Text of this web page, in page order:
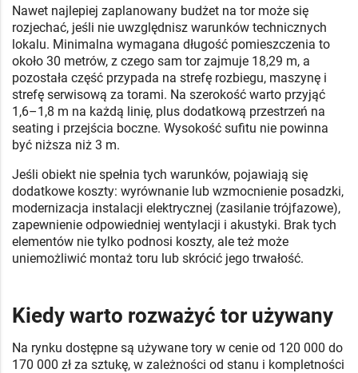
Nawet najlepiej zaplanowany budżet na tor może się
rozjechać, jeśli nie uwzględnisz warunków technicznych
lokalu. Minimalna wymagana długość pomieszczenia to
około 30 metrów, z czego sam tor zajmuje 18,29 m, a
pozostała część przypada na strefę rozbiegu, maszynę i
strefę serwisową za torami. Na szerokość warto przyjąć
1,6–1,8 m na każdą linię, plus dodatkową przestrzeń na
seating i przejścia boczne. Wysokość sufitu nie powinna
być niższa niż 3 m.
Jeśli obiekt nie spełnia tych warunków, pojawiają się
dodatkowe koszty: wyrównanie lub wzmocnienie posadzki,
modernizacja instalacji elektrycznej (zasilanie trójfazowe),
zapewnienie odpowiedniej wentylacji i akustyki. Brak tych
elementów nie tylko podnosi koszty, ale też może
uniemożliwić montaż toru lub skrócić jego trwałość.
Kiedy warto rozważyć tor używany
Na rynku dostępne są używane tory w cenie od 120 000 do
170 000 zł za sztukę, w zależności od stanu i kompletności